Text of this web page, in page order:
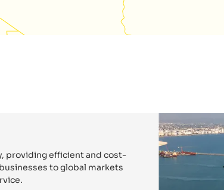
providing efficient and cost-
to global markets